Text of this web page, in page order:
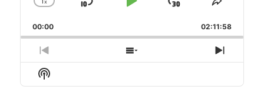
Change
Rate
x
Skip
Play
Jump
Forward
Share
Episode
00:00 02:11:58
Previous
Episode
Show
Episodes
Next
Episode
Show
Podcast